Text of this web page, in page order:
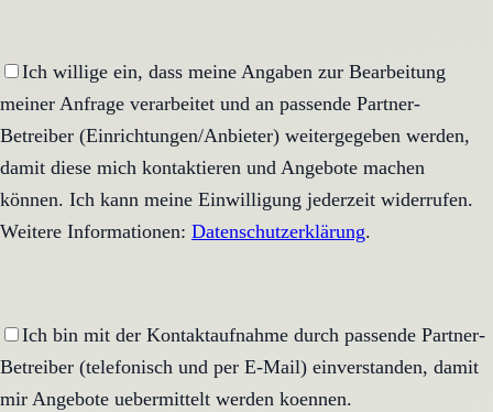
Ich willige ein, dass meine Angaben zur Bearbeitung
meiner Anfrage verarbeitet und an passende Partner-
Betreiber (Einrichtungen/Anbieter) weitergegeben werden,
damit diese mich kontaktieren und Angebote machen
können. Ich kann meine Einwilligung jederzeit widerrufen.
Weitere Informationen: Datenschutzerklärung.
Ich bin mit der Kontaktaufnahme durch passende Partner-
Betreiber (telefonisch und per E-Mail) einverstanden, damit
mir Angebote uebermittelt werden koennen.